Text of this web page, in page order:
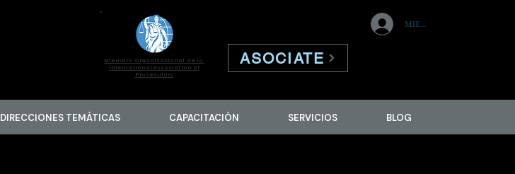
Miembro Organizacional de la
International Association of
Prosecutors
ASOCIATE
MIEMBROS
DIRECCIONES TEMÁTICAS CAPACITACIÓN SERVICIOS BLOG